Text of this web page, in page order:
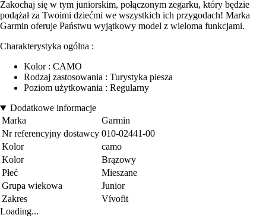
Zakochaj się w tym juniorskim, połączonym zegarku, który będzie
podążał za Twoimi dziećmi we wszystkich ich przygodach! Marka
Garmin oferuje Państwu wyjątkowy model z wieloma funkcjami.
Charakterystyka ogólna :
Kolor : CAMO
Rodzaj zastosowania : Turystyka piesza
Poziom użytkowania : Regularny
Dodatkowe informacje
Marka
Garmin
Nr referencyjny dostawcy 010-02441-00
Kolor
camo
Kolor
Brązowy
Płeć
Mieszane
Grupa wiekowa
Junior
Zakres
Vívofit
Loading...